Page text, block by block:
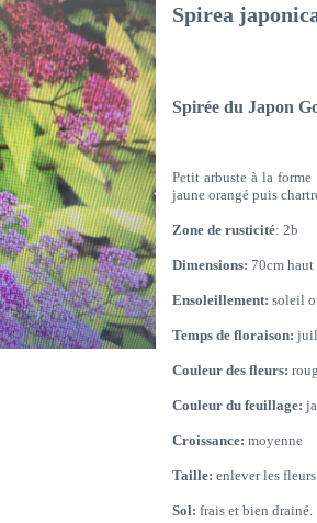
Spirea
Spirée du Japon
Petit arbuste à la forme
jaune orangé puis
Zone de rusticité: 2b
Dimensions: 70cm
Ensoleillement: soleil
Temps de floraison:
Couleur des fleurs:
Couleur du feuillage:
Croissance: moyenne
Taille: enlever les
Sol: frais et bien drainé.